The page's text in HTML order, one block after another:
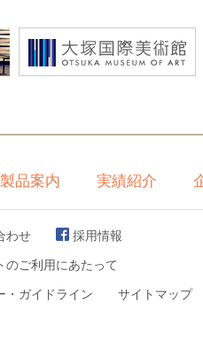
製品案内 実績紹介
わせ 採用情報
のご利用にあたって
・ガイドライン サイトマップ